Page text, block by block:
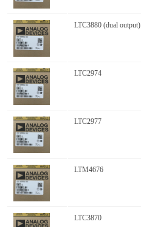
LTC3880 (dual output)
LTC2974
LTC2977
LTM4676
LTC3870